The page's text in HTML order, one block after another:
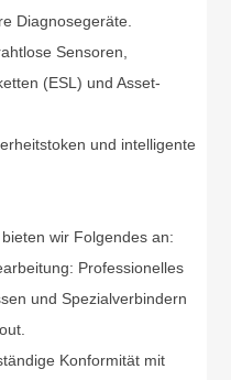
Diagnosegeräte.
Sensoren,
(ESL) und Asset-
und intelligente
wir Folgendes an:
Professionelles
und Spezialverbindern
Konformität mit